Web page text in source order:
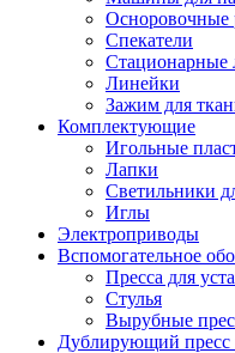
Осноровочные
Спекатели
Стационарные
Линейки
Зажим для
Комплектующие
Игольные
Лапки
Светильники
Иглы
Электроприводы
Вспомогательное
Пресса для
Стулья
Вырубные
Дублирующий пресс